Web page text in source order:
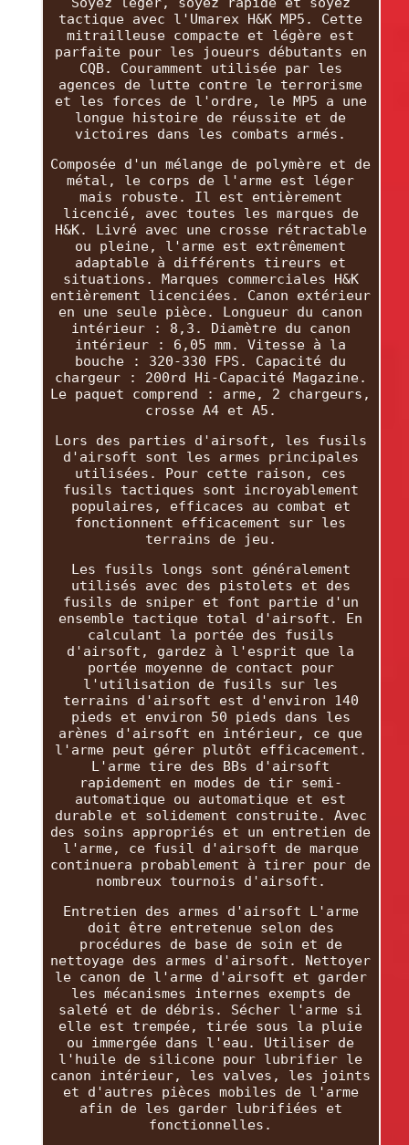
tactique avec l'Umarex H&K MP5. Cette
mitrailleuse compacte et légère est
parfaite pour les joueurs débutants en
CQB. Couramment utilisée par les
agences de lutte contre le terrorisme
et les forces de l'ordre, le MP5 a une
longue histoire de réussite et de
victoires dans les combats armés.
Composée d'un mélange de polymère et de
métal, le corps de l'arme est léger
mais robuste. Il est entièrement
licencié, avec toutes les marques de
H&K. Livré avec une crosse rétractable
ou pleine, l'arme est extrêmement
adaptable à différents tireurs et
situations. Marques commerciales H&K
entièrement licenciées. Canon extérieur
en une seule pièce. Longueur du canon
intérieur : 8,3. Diamètre du canon
intérieur : 6,05 mm. Vitesse à la
bouche : 320-330 FPS. Capacité du
chargeur : 200rd Hi-Capacité Magazine.
Le paquet comprend : arme, 2 chargeurs,
crosse A4 et A5.
Lors des parties d'airsoft, les fusils
d'airsoft sont les armes principales
utilisées. Pour cette raison, ces
fusils tactiques sont incroyablement
populaires, efficaces au combat et
fonctionnent efficacement sur les
terrains de jeu.
Les fusils longs sont généralement
utilisés avec des pistolets et des
fusils de sniper et font partie d'un
ensemble tactique total d'airsoft. En
calculant la portée des fusils
d'airsoft, gardez à l'esprit que la
portée moyenne de contact pour
l'utilisation de fusils sur les
terrains d'airsoft est d'environ 140
pieds et environ 50 pieds dans les
arènes d'airsoft en intérieur, ce que
l'arme peut gérer plutôt efficacement.
L'arme tire des BBs d'airsoft
rapidement en modes de tir semi-
automatique ou automatique et est
durable et solidement construite. Avec
des soins appropriés et un entretien de
l'arme, ce fusil d'airsoft de marque
continuera probablement à tirer pour de
nombreux tournois d'airsoft.
Entretien des armes d'airsoft L'arme
doit être entretenue selon des
procédures de base de soin et de
nettoyage des armes d'airsoft. Nettoyer
le canon de l'arme d'airsoft et garder
les mécanismes internes exempts de
saleté et de débris. Sécher l'arme si
elle est trempée, tirée sous la pluie
ou immergée dans l'eau. Utiliser de
l'huile de silicone pour lubrifier le
canon intérieur, les valves, les joints
et d'autres pièces mobiles de l'arme
afin de les garder lubrifiées et
fonctionnelles.